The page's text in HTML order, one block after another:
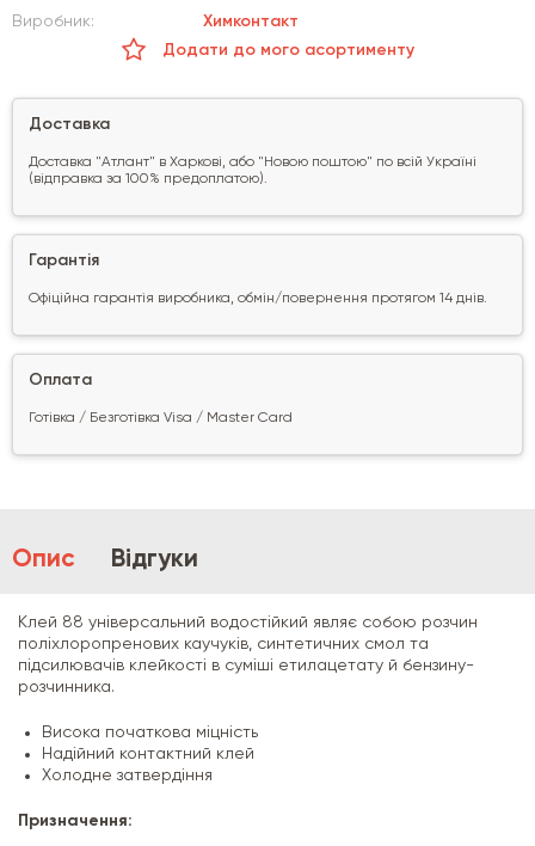
Виробник:
Химконтакт
Додати до мого асортименту
Доставка
Доставка "Атлант" в Харкові, або "Новою поштою" по всій Україні
(відправка за 100% предоплатою).
Гарантія
Офіційна гарантія виробника, обмін/повернення протягом 14 днів.
Оплата
Готівка / Безготівка Visa / Master Card
Опис Відгуки
Клей 88 універсальний водостійкий являє собою розчин
поліхлоропренових каучуків, синтетичних смол та
підсилювачів клейкості в суміші етилацетату й бензину-
розчинника.
Висока початкова міцність
Надійний контактний клей
Холодне затвердіння
Призначення: